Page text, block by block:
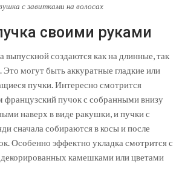
с завитками на волосах
своими руками
выпускной создаются как на длинные, так
. Это могут быть аккуратные гладкие или
пучки. Интересно смотрится
французский пучок с собранными внизу
наверх в виде ракушки, и пучки с
сначала собираются в косы и после
Особенно эффектно укладка смотрится с
камешками или цветами